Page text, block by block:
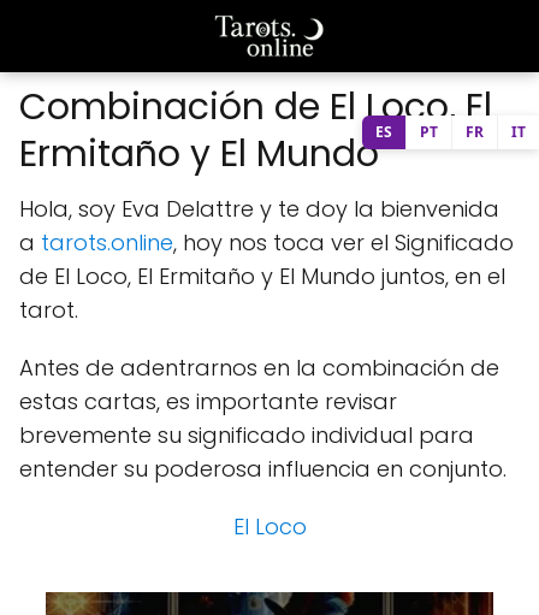
Combinación de El Loco, El
Ermitaño y El Mundo
Hola, soy Eva Delattre y te doy la bienvenida
a tarots.online, hoy nos toca ver el Significado
de El Loco, El Ermitaño y El Mundo juntos, en el
tarot.
Antes de adentrarnos en la combinación de
estas cartas, es importante revisar
brevemente su significado individual para
entender su poderosa influencia en conjunto.
El Loco
ES PT FR IT